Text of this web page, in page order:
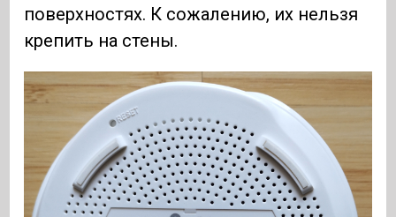
поверхностях. К сожалению, их нельзя
крепить на стены.